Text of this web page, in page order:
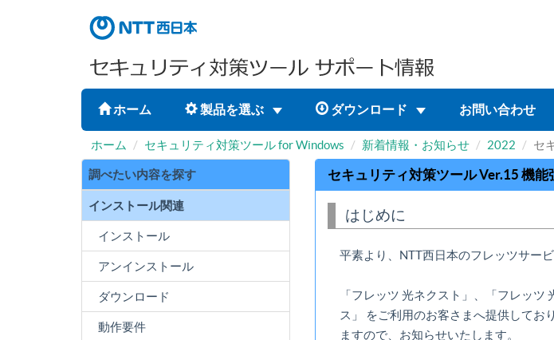
ホーム 製品を選ぶ ダウンロード お問い合わせ
ホーム セキュリティ対策ツール for Windows 新着情報・お知らせ 2022 セ
セキュリティ対策ツール Ver.15 機能
はじめに
平素より、NTT西日本のフレッツサー
「フレッツ 光ネクスト」、「フレッ
ス」 をご利用のお客さまへ提供してお
ますので、お知らせいたします。
調べたい内容を探す
インストール関連
インストール
アンインストール
ダウンロード
動作要件